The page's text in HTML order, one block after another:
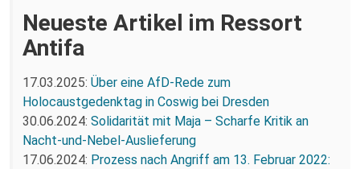
Neueste Artikel im Ressort
Antifa
17.03.2025: Über eine AfD-Rede zum
Holocaustgedenktag in Coswig bei Dresden
30.06.2024: Solidarität mit Maja – Scharfe Kritik an
Nacht-und-Nebel-Auslieferung
17.06.2024: Prozess nach Angriff am 13. Februar 2022: